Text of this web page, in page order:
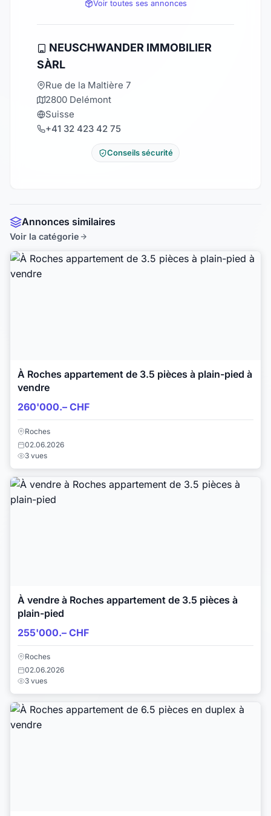
Voir toutes ses annonces
NEUSCHWANDER IMMOBILIER
SÀRL
Rue de la Maltière 7
2800 Delémont
Suisse
+41 32 423 42 75
Conseils sécurité
Annonces similaires
Voir la catégorie
À Roches appartement de 3.5 pièces à plain-pied à
vendre
260'000.– CHF
Roches
02.06.2026
3 vues
À vendre à Roches appartement de 3.5 pièces à
plain-pied
255'000.– CHF
Roches
02.06.2026
3 vues